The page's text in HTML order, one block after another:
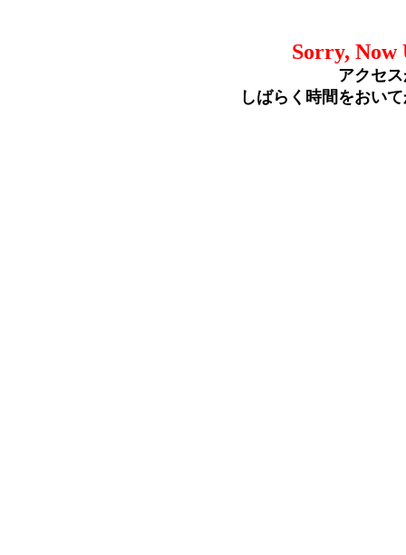
Sorry, Now
アクセ
しばらく時間をおい